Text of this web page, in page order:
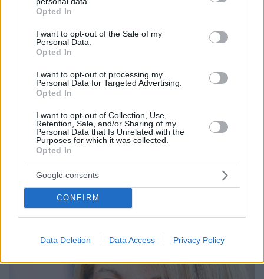
grant or deny consent to Google and its third-party tags to
use your data for below specified purposes in below Google
consent section.
Opted In
I want to opt-out of the Sale of my
Personal Data.
Opted In
I want to opt-out of processing my
Personal Data for Targeted Advertising.
Opted In
I want to opt-out of Collection, Use,
Retention, Sale, and/or Sharing of my
Personal Data that Is Unrelated with the
Purposes for which it was collected.
Opted In
Google consents
CONFIRM
Data Deletion Data Access Privacy Policy
μετά την αποχώρηση του Φέργκιουσον
πριν 10 λεπτά
συνταγές
πριν 13 λεπτά
ΔΕΙΤΕ ΟΛΕΣ ΤΙΣ ΕΙΔΗΣΕΙΣ
ΤΑ ΠΙΟ ΔΗΜΟΦΙΛΗ